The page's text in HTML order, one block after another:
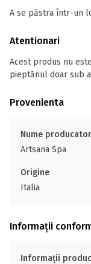
A se păstra într-un
Atentionari
Acest produs nu
pieptănul doar sub
Provenienta
Nume producator
Artsana Spa
Origine
Italia
Informații
Informații